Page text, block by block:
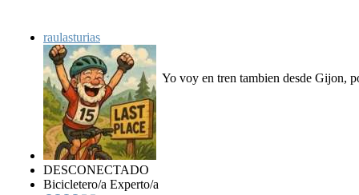
raulasturias
DESCONECTADO
Bicicletero/a Experto/a
Yo voy en tren tambien desde Gijon,